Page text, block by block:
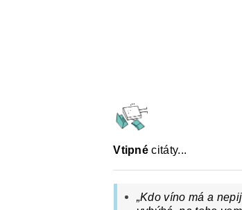
Vtipné citáty...
„Kdo víno má a